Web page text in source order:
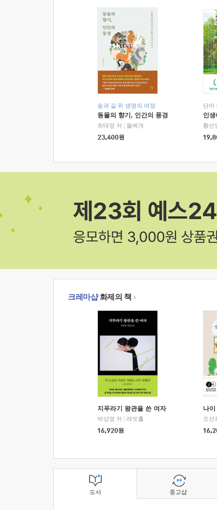
숲과 길 위 생명의 여정
동물의 향기, 인간의 풍경
최태영 저
돌베개
23,400원
단어
인
황선
크레마샵화제의 책
지푸라기 왕관을 쓴 여자
박상영 저
래빗홀
16,920원
나
조선
도서 중고샵